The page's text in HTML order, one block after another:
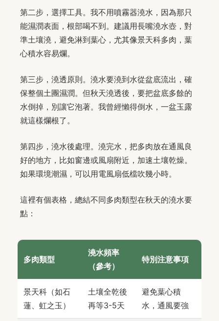
第二步，選擇工具。我不用噴霧器澆水，因為那只
能濕潤表面，根部喝不到。建議用長嘴澆水壺，對
準土壤澆，避免淋到葉心，尤其像景天科多肉，葉
心積水容易爛。
第三步，澆透原則。澆水要澆到水從盆底流出，確
保整個土團濕潤。但秋天澆透後，要把盆底多餘的
水倒掉，別讓它泡著。我曾經懶得倒水，一盆玉露
就這樣爛根了。
第四步，澆水後處理。澆完水，把多肉放在通風良
好的地方，比如窗邊或風扇附近，加速土壤乾燥。
如果環境潮濕，可以用電風扇低檔吹幾小時。
這裡有個表格，總結不同多肉類型在秋天的澆水要
點：
多肉類型
澆水頻率
（參考）
特別注意事項
景天科（如石
蓮、虹之玉）
土壤全乾後
再等3-5天
避免葉心積
水，通風要強